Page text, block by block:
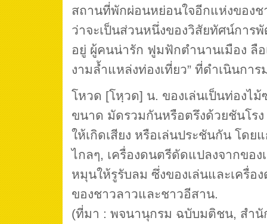
สถานที่พักผ่อนหย่อนใจอีกแห่งของ
ว่าจะเป็นส่วนหนึ่งของวิสัยทัศน์การพั
อยู่ ผู้คนน่ารัก ฟูมฟักตำนานเมือง ลื
งามล้ำแหล่งท่องเที่ยว” ที่ดำเนินการ
โหวด [โหฺวด] น. ของเล่นเป็นท่องไ
ขนาด มัดรวมกันหรือตรึงด้วยชันโรง
ให้เกิดเสียง หรือเล่นประชันกัน โดย
ไกลๆ, เครื่องดนตรีดัดแปลงจากของ
หมุนให้รูรับลม ซึ่งของเล่นและเครื่อ
ของชาวลาวและชาวอีสาน.
(ที่มา : พจนานุกรม ฉบับมติชน, สำ